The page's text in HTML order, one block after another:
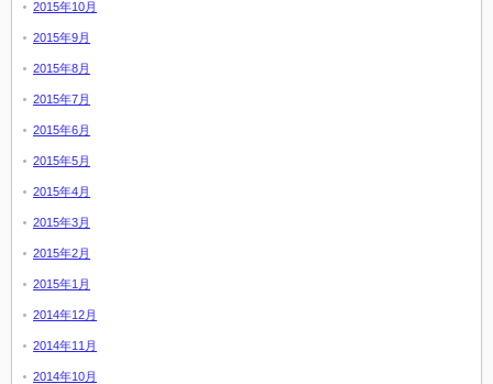
2015年10月
2015年9月
2015年8月
2015年7月
2015年6月
2015年5月
2015年4月
2015年3月
2015年2月
2015年1月
2014年12月
2014年11月
2014年10月